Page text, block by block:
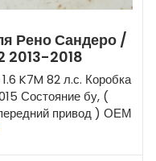
Рено Сандеро /
2013-2018
K7M 82 л.с. Коробка
Состояние бу, (
привод ) ОЕМ